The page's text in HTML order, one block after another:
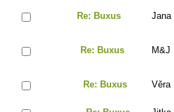
Re: Buxus Jana
Re: Buxus M&J
Re: Buxus Věra